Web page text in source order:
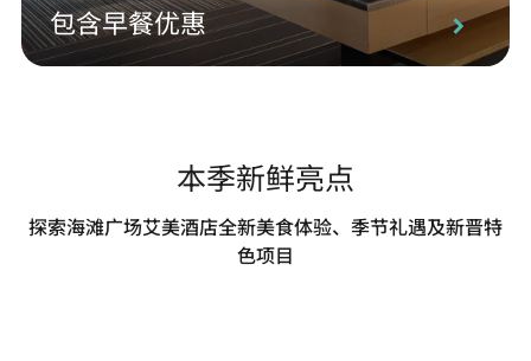
包含早餐优惠
本季新鲜亮点
探索海滩广场艾美酒店全新美食体验、季节礼遇及新晋特
色项目